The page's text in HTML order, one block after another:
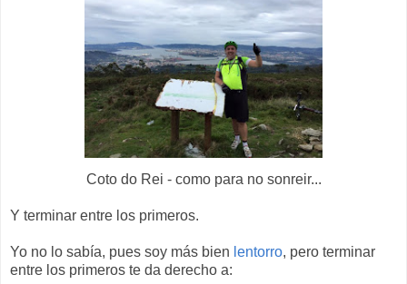
Coto do Rei - como para no sonreir...
Y terminar entre los primeros.
Yo no lo sabía, pues soy más bien lentorro, pero terminar
entre los primeros te da derecho a: